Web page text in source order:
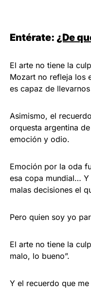
Entérate: ¿De
El arte no tiene la
Mozart no refleja los
es capaz de
Asimismo, el
orquesta argentina
emoción y odio.
Emoción por la oda
esa copa mundial…
malas decisiones el
Pero quien soy yo
El arte no tiene la
malo, lo bueno”.
Y el recuerdo que